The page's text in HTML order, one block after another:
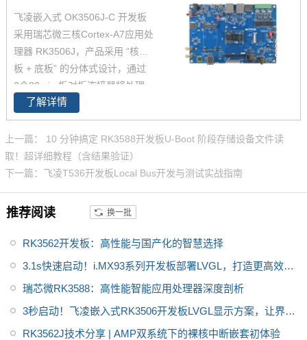
飞凌嵌入式 OK3506J-C 开发板
采用瑞芯微三核Cortex-A7应用处
理器 RK3506J，产品采用 “核心
板 + 底板” 的分体式设计，通过
2个80 pin 板对板连接器将处理
器的功能引脚全部引出，并针对
不同的功能做了深度优化。开发
板集成了 RMII、UART、CAN-F
D、Display 等丰富功能接口，方
便用户二次开发的同时简化用户
估及设计依据。
了解详情
上一篇： 10 分钟搞定 RK3588开发板U-Boot 阶段存储设备文件读
取！超详细教程（含结果验证）
下一篇：飞凌T536开发板Local Bus开发与测试实战指南
推荐阅读 换一批
RK3562开发板：高性能与国产化的智慧选择
3.1s快速启动！i.MX93系列开发板部署LVGL，打造更高效的
GUI
瑞芯微RK3588：高性能智能应用处理器深度剖析
3秒启动！飞凌嵌入式RK3506开发板LVGL显示方案，让界面
炫起来
RK3562J技术分享 | AMP双系统下的裸核中断嵌套初体验